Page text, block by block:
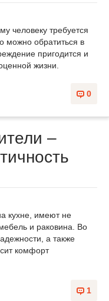
человеку требуется
можно обратиться в
пригодится и
жизни.
0
–
кухне, имеют не
и раковина. Во
а также
комфорт
1